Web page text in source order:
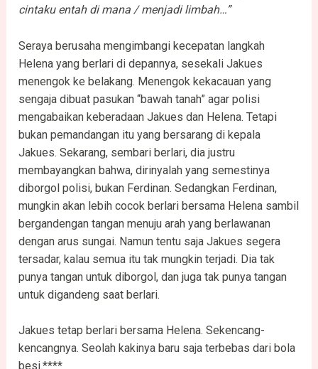
cintaku entah di mana / menjadi limbah…”
Seraya berusaha mengimbangi kecepatan langkah
Helena yang berlari di depannya, sesekali Jakues
menengok ke belakang. Menengok kekacauan yang
sengaja dibuat pasukan “bawah tanah” agar polisi
mengabaikan keberadaan Jakues dan Helena. Tetapi
bukan pemandangan itu yang bersarang di kepala
Jakues. Sekarang, sembari berlari, dia justru
membayangkan bahwa, dirinyalah yang semestinya
diborgol polisi, bukan Ferdinan. Sedangkan Ferdinan,
mungkin akan lebih cocok berlari bersama Helena sambil
bergandengan tangan menuju arah yang berlawanan
dengan arus sungai. Namun tentu saja Jakues segera
tersadar, kalau semua itu tak mungkin terjadi. Dia tak
punya tangan untuk diborgol, dan juga tak punya tangan
untuk digandeng saat berlari.
Jakues tetap berlari bersama Helena. Sekencang-
kencangnya. Seolah kakinya baru saja terbebas dari bola
besi.****